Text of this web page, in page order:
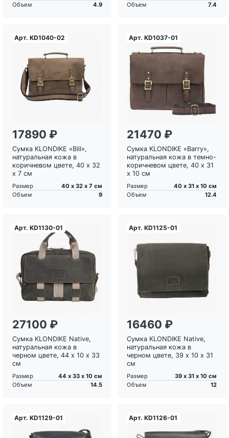
Объем
4.9
Объем
7.4
Арт. KD1040-02
Загрузка...
17890 ₽
Сумка KLONDIKE «Bill»,
натуральная кожа в
коричневом цвете, 40 х 32
х 7 см
Размер
40 х 32 х 7 см
Объем
9
Арт. KD1037-01
Загрузка...
21470 ₽
Сумка KLONDIKE «Barry»,
натуральная кожа в темно-
коричневом цвете, 40 х 31
х 10 см
Размер
40 х 31 х 10 см
Объем
12.4
Арт. KD1130-01
Загрузка...
27100 ₽
Сумка KLONDIKE Native,
натуральная кожа в
черном цвете, 44 х 10 х 33
см
Размер
44 х 33 х 10 см
Объем
14.5
Арт. KD1125-01
Загрузка...
16460 ₽
Сумка KLONDIKE Native,
натуральная кожа в
черном цвете, 39 х 10 х 31
см
Размер
39 х 31 х 10 см
Объем
12
Арт. KD1129-01 Арт. KD1126-01